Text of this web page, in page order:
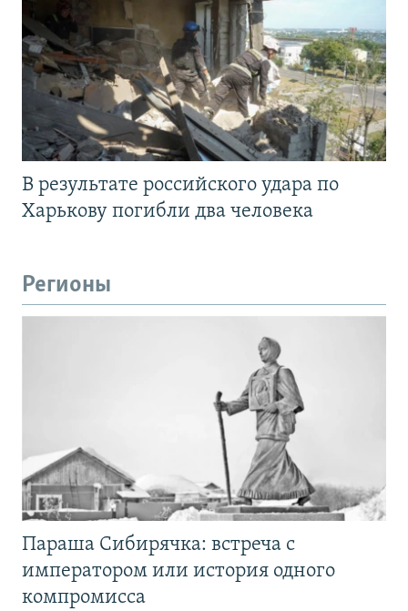
В результате российского удара по
Харькову погибли два человека
Регионы
Параша Сибирячка: встреча с
императором или история одного
компромисса